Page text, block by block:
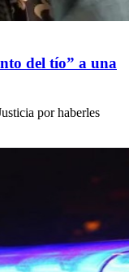
del tío” a una
por haberles